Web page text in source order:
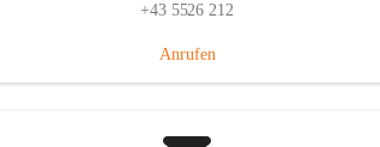
+43 5526 212
Anrufen